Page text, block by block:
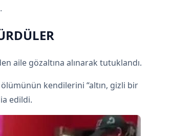
aile gözaltına alınarak tutuklandı.
kendilerini “altın, gizli bir
edildi.